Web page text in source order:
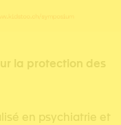
la protection des
en psychiatrie et